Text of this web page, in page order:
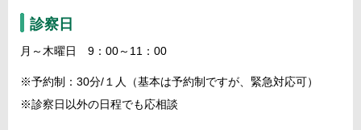
診察日
月～木曜日 9：00～11：00
※予約制：30分/１人（基本は予約制ですが、緊急対応可）
※診察日以外の日程でも応相談